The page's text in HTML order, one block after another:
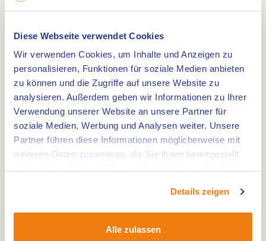
Diese Webseite verwendet Cookies
Wir verwenden Cookies, um Inhalte und Anzeigen zu
personalisieren, Funktionen für soziale Medien anbieten
zu können und die Zugriffe auf unsere Website zu
analysieren. Außerdem geben wir Informationen zu Ihrer
Verwendung unserer Website an unsere Partner für
soziale Medien, Werbung und Analysen weiter. Unsere
Partner führen diese Informationen möglicherweise mit
weiteren Daten zusammen, die Sie ihnen bereitgestellt
Details zeigen
Alle zulassen
Erfahrung verleiht.
Mehr unterwegs entdecken
Während des Fahrradrundwegs
Wohnmobilstellplatz Ittervoort können Sie die
Archeo Route App nutzen. Entlang der Strecke
finden Sie verschiedene Punkte, an denen Sie
mehr über die Geschichte der Umgebung
und Sie entdecken, was hinter der Landschaft